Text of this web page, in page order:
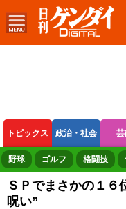
トピックス 政治・社会
ボートレース 競輪 オ
野球 ゴルフ 格闘技
ＳＰでまさかの１
呪い”